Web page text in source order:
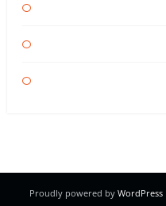
Proudly powered by WordPress